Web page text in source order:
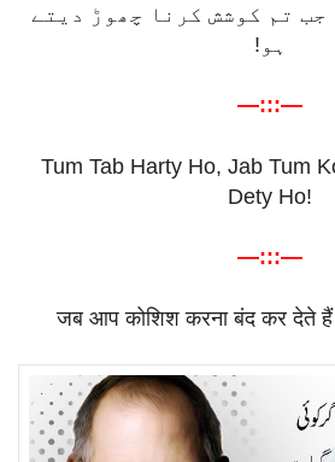
جب تم کوشش کرنا چھوڑ دیتے
ہو!
—:::—
Tum Tab Harty Ho, Jab Tum
Dety Ho!
—:::—
जब आप कोशिश करना बंद कर देते हैं